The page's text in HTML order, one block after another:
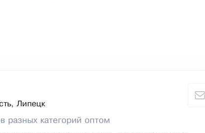
Липецк
разных категорий оптом